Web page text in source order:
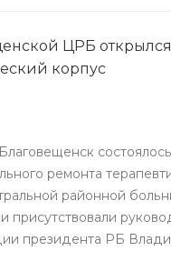
ЦРБ открылся
корпус
ремонта
районной
присутствовали
президента РБ